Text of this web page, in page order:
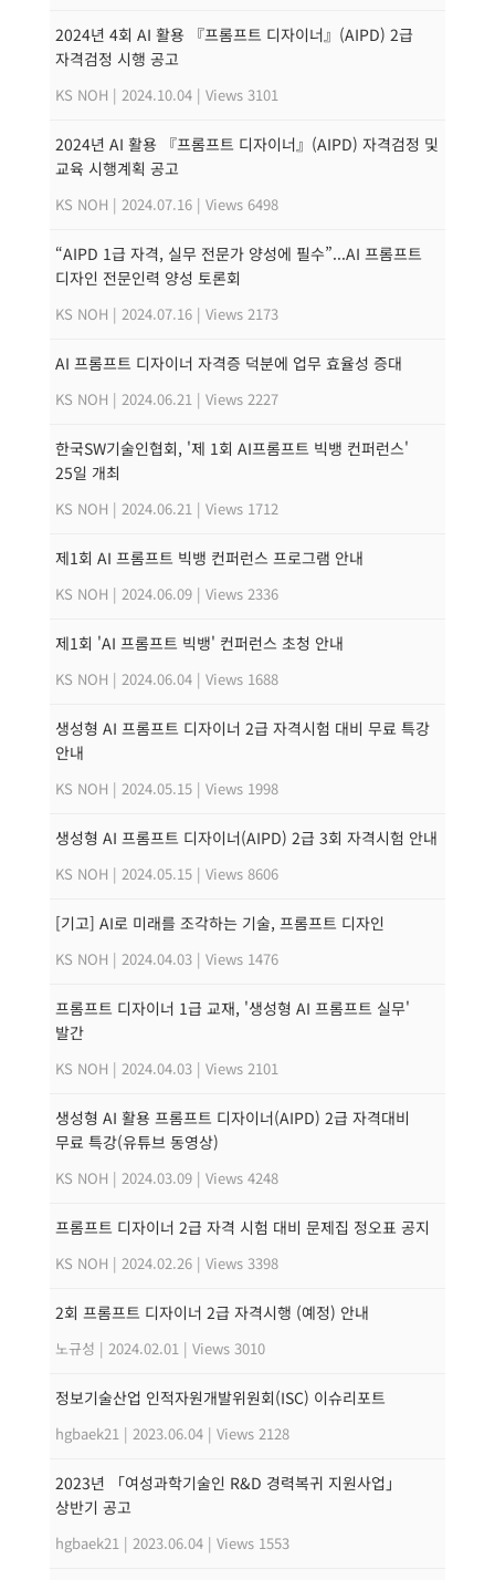
2024년 4회 AI 활용 『프롬프트 디자이너』(AIPD) 2급
자격검정 시행 공고
KS NOH | 2024.10.04 | Views 3101
2024년 AI 활용 『프롬프트 디자이너』(AIPD) 자격검정 및
교육 시행계획 공고
KS NOH | 2024.07.16 | Views 6498
“AIPD 1급 자격, 실무 전문가 양성에 필수”...AI 프롬프트
디자인 전문인력 양성 토론회
KS NOH | 2024.07.16 | Views 2173
AI 프롬프트 디자이너 자격증 덕분에 업무 효율성 증대
KS NOH | 2024.06.21 | Views 2227
한국SW기술인협회, '제 1회 AI프롬프트 빅뱅 컨퍼런스'
25일 개최
KS NOH | 2024.06.21 | Views 1712
제1회 AI 프롬프트 빅뱅 컨퍼런스 프로그램 안내
KS NOH | 2024.06.09 | Views 2336
제1회 'AI 프롬프트 빅뱅' 컨퍼런스 초청 안내
KS NOH | 2024.06.04 | Views 1688
생성형 AI 프롬프트 디자이너 2급 자격시험 대비 무료 특강
안내
KS NOH | 2024.05.15 | Views 1998
생성형 AI 프롬프트 디자이너(AIPD) 2급 3회 자격시험 안내
KS NOH | 2024.05.15 | Views 8606
[기고] AI로 미래를 조각하는 기술, 프롬프트 디자인
KS NOH | 2024.04.03 | Views 1476
프롬프트 디자이너 1급 교재, '생성형 AI 프롬프트 실무'
발간
KS NOH | 2024.04.03 | Views 2101
생성형 AI 활용 프롬프트 디자이너(AIPD) 2급 자격대비
무료 특강(유튜브 동영상)
KS NOH | 2024.03.09 | Views 4248
프롬프트 디자이너 2급 자격 시험 대비 문제집 정오표 공지
KS NOH | 2024.02.26 | Views 3398
2회 프롬프트 디자이너 2급 자격시행 (예정) 안내
노규성 | 2024.02.01 | Views 3010
정보기술산업 인적자원개발위원회(ISC) 이슈리포트
hgbaek21 | 2023.06.04 | Views 2128
2023년 「여성과학기술인 R&D 경력복귀 지원사업」
상반기 공고
hgbaek21 | 2023.06.04 | Views 1553